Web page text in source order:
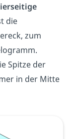
die
zum
Spitze der
in der Mitte